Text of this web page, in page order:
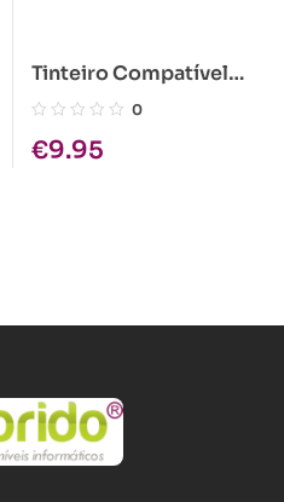
Tinteiro Compatível
Epson S020122
0
€9.95